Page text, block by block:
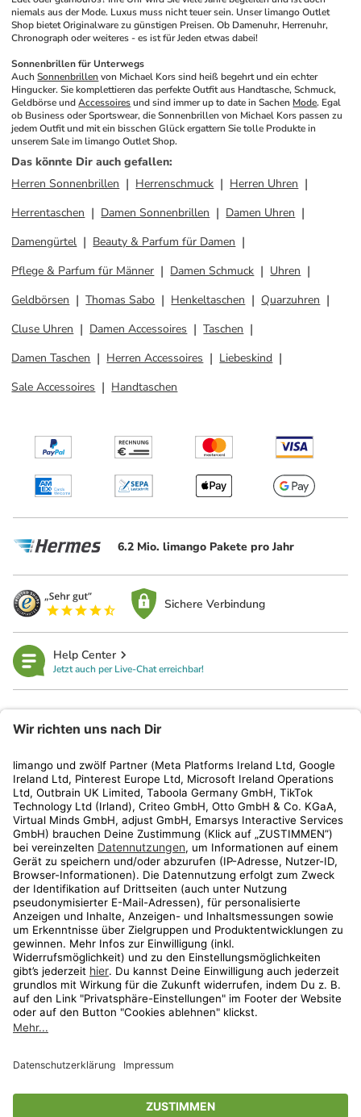
niemals aus der Mode. Luxus muss nicht teuer sein. Unser limango Outlet
Shop bietet Originalware zu günstigen Preisen. Ob Damenuhr, Herrenuhr,
Chronograph oder weiteres - es ist für Jeden etwas dabei!
Sonnenbrillen für Unterwegs
Auch Sonnenbrillen von Michael Kors sind heiß begehrt und ein echter
Hingucker. Sie komplettieren das perfekte Outfit aus Handtasche, Schmuck,
Geldbörse und Accessoires und sind immer up to date in Sachen Mode. Egal
ob Business oder Sportswear, die Sonnenbrillen von Michael Kors passen zu
jedem Outfit und mit ein bisschen Glück ergattern Sie tolle Produkte in
unserem Sale im limango Outlet Shop.
Das könnte Dir auch gefallen:
Herren Sonnenbrillen
Herrenschmuck
Herren Uhren
Herrentaschen
Damen Sonnenbrillen
Damen Uhren
Damengürtel
Beauty & Parfum für Damen
Pflege & Parfum für Männer
Damen Schmuck
Uhren
Geldbörsen
Thomas Sabo Henkeltaschen
Quarzuhren
Cluse Uhren
Damen Accessoires
Taschen
Damen Taschen
Herren Accessoires
Liebeskind
Sale Accessoires
Handtaschen
6.2 Mio. limango Pakete pro Jahr
Sichere Verbindung
Help Center
Jetzt auch per Live-Chat erreichbar!
Kundenservice
Shop
Aktionen
Travel